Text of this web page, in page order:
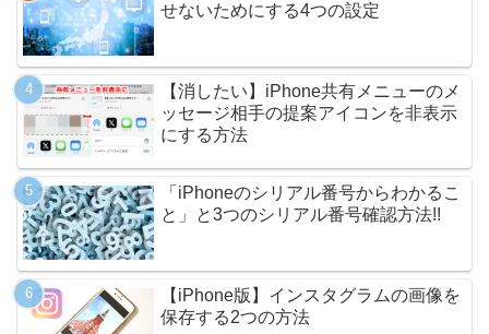
せないためにする4つの設定
【消したい】iPhone共有メニューのメ
ッセージ相手の提案アイコンを非表示
にする方法
「iPhoneのシリアル番号からわかるこ
と」と3つのシリアル番号確認方法!!
【iPhone版】インスタグラムの画像を
保存する2つの方法